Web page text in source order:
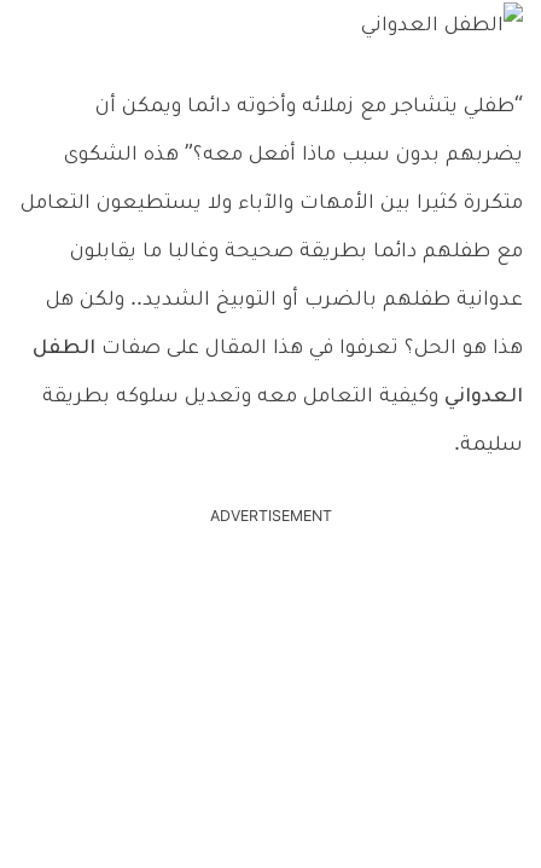
“طفلي يتشاجر مع زملائه وأخوته دائما ويمكن أن
يضربهم بدون سبب ماذا أفعل معه؟” هذه الشكوى
متكررة كثيرا بين الأمهات والآباء ولا يستطيعون التعامل
مع طفلهم دائما بطريقة صحيحة وغالبا ما يقابلون
عدوانية طفلهم بالضرب أو التوبيخ الشديد.. ولكن هل
هذا هو الحل؟ تعرفوا في هذا المقال على صفات الطفل
العدواني وكيفية التعامل معه وتعديل سلوكه بطريقة
سليمة.
ADVERTISEMENT